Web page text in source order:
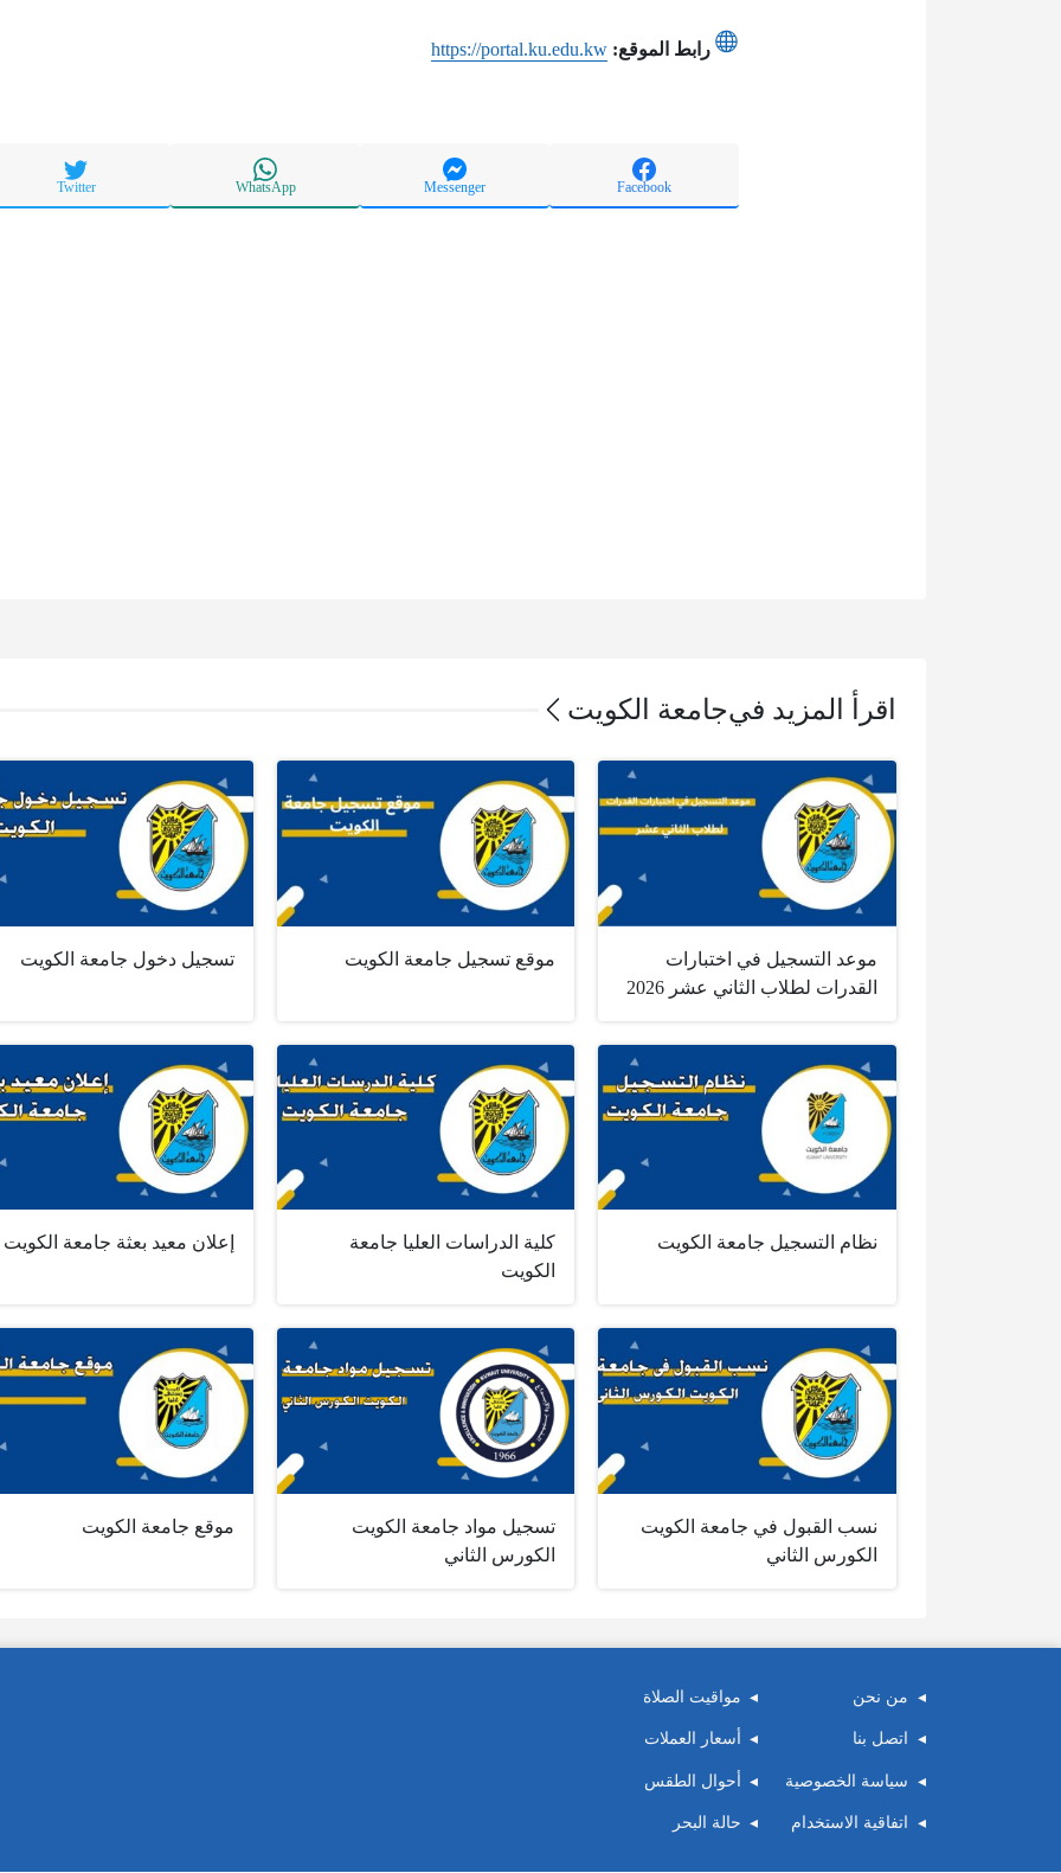
رابط الموقع: https://portal.ku.edu.kw
Facebook
Messenger
WhatsApp
Twitter
اقرأ المزيد فيجامعة الكويت
موعد التسجيل في اختبارات
القدرات لطلاب الثاني عشر 2026
موقع تسجيل جامعة الكويت تسجيل دخول جامعة الكويت
نظام التسجيل جامعة الكويت
كلية الدراسات العليا جامعة
الكويت
إعلان معيد بعثة جامعة الكويت
نسب القبول في جامعة الكويت
الكورس الثاني
تسجيل مواد جامعة الكويت
الكورس الثاني
موقع جامعة الكويت
من نحن
اتصل بنا
سياسة الخصوصية
اتفاقية الاستخدام
مواقيت الصلاة
أسعار العملات
أحوال الطقس
حالة البحر